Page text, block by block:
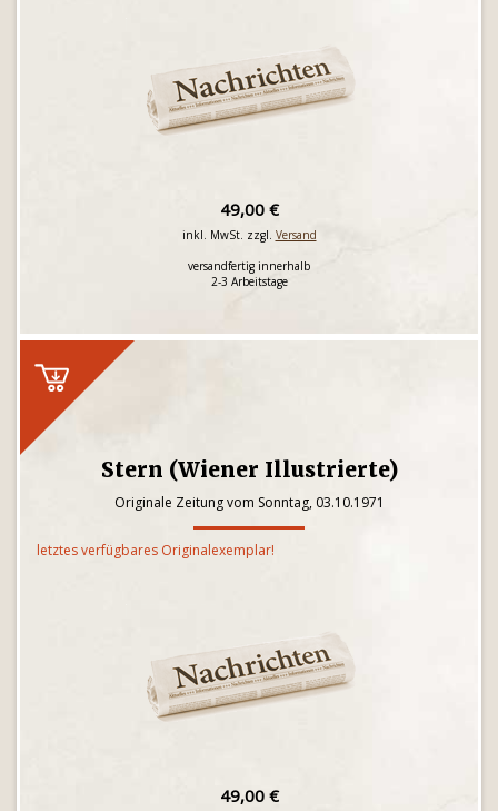
49,00 €
inkl. MwSt. zzgl. Versand
versandfertig innerhalb
2-3 Arbeitstage
Stern (Wiener Illustrierte)
Originale Zeitung vom Sonntag, 03.10.1971
letztes verfügbares Originalexemplar!
49,00 €